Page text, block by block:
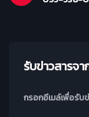
รับข่าวสารจา
กรอกอีเมล์เพื่อรับข่